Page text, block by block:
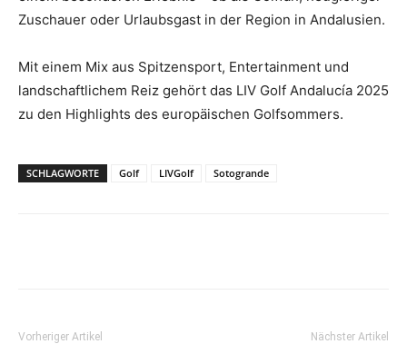
Zuschauer oder Urlaubsgast in der Region in Andalusien.
Mit einem Mix aus Spitzensport, Entertainment und
landschaftlichem Reiz gehört das LIV Golf Andalucía 2025
zu den Highlights des europäischen Golfsommers.
SCHLAGWORTE Golf LIVGolf Sotogrande
Vorheriger Artikel Nächster Artikel